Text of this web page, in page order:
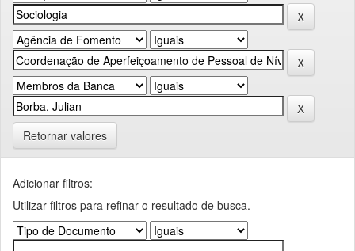
Retornar valores
Adicionar filtros:
Utilizar filtros para refinar o resultado de busca.